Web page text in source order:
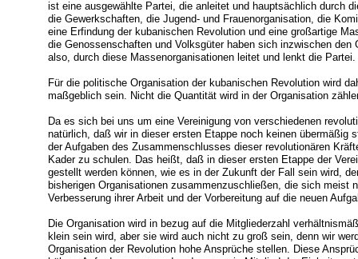
ist eine ausgewählte Partei, die anleitet und hauptsächlich durch
die Gewerkschaften, die Jugend- und Frauenorganisation, die
eine Erfindung der kubanischen Revolution und eine großartige
die Genossenschaften und Volksgüter haben sich inzwischen
also, durch diese Massenorganisationen leitet und lenkt die Partei.
Für die politische Organisation der kubanischen Revolution wird
maßgeblich sein. Nicht die Quantität wird in der Organisation
Da es sich bei uns um eine Vereinigung von verschiedenen
natürlich, daß wir in dieser ersten Etappe noch keinen übermäßig
der Aufgaben des Zusammenschlusses dieser revolutionären
Kader zu schulen. Das heißt, daß in dieser ersten Etappe der
gestellt werden können, wie es in der Zukunft der Fall sein wird,
bisherigen Organisationen zusammenzuschließen, die sich meist
Verbesserung ihrer Arbeit und der Vorbereitung auf die neuen
Die Organisation wird in bezug auf die Mitgliederzahl
klein sein wird, aber sie wird auch nicht zu groß sein, denn wir
Organisation der Revolution hohe Ansprüche stellen. Diese